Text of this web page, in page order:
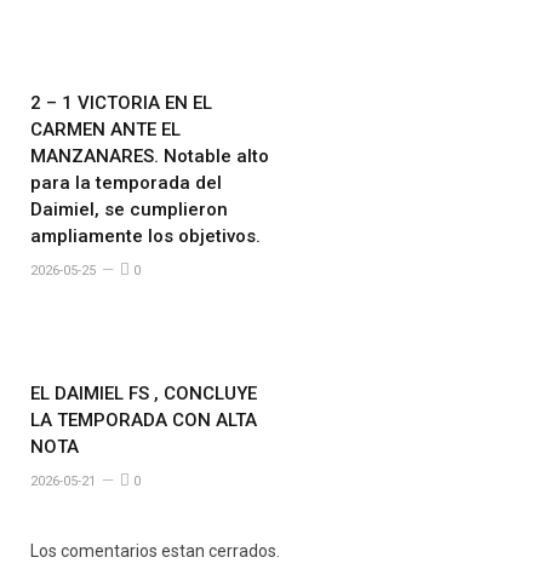
2 – 1 VICTORIA EN EL
CARMEN ANTE EL
MANZANARES. Notable alto
para la temporada del
Daimiel, se cumplieron
ampliamente los objetivos.
2026-05-25 0
EL DAIMIEL FS , CONCLUYE
LA TEMPORADA CON ALTA
NOTA
2026-05-21 0
Los comentarios estan cerrados.